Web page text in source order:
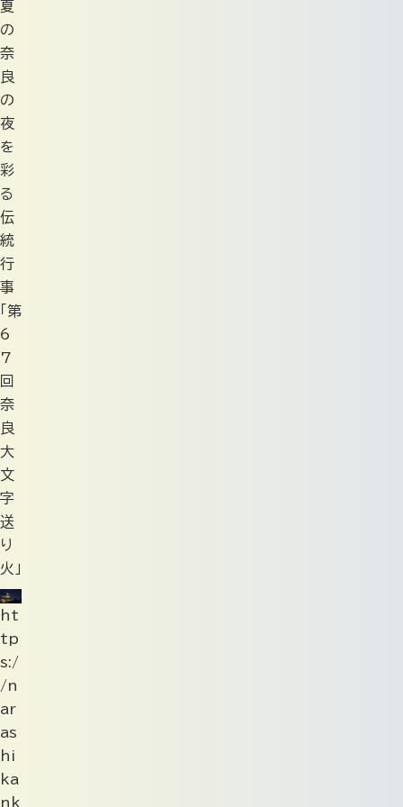
夏
の
奈
良
の
夜
を
彩
る
伝
統
行
事
「第
6
7
回
奈
良
大
文
字
送
り
火」
ht
tp
s:/
/n
ar
as
hi
ka
nk